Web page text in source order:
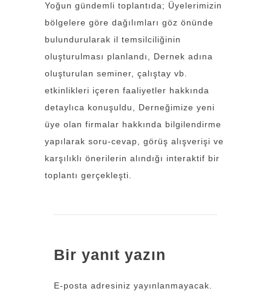
Yoğun gündemli toplantıda; Üyelerimizin
bölgelere göre dağılımları göz önünde
bulundurularak il temsilciliğinin
oluşturulması planlandı, Dernek adına
oluşturulan seminer, çalıştay vb.
etkinlikleri içeren faaliyetler hakkında
detaylıca konuşuldu, Derneğimize yeni
üye olan firmalar hakkında bilgilendirme
yapılarak soru-cevap, görüş alışverişi ve
karşılıklı önerilerin alındığı interaktif bir
toplantı gerçekleşti.
Bir yanıt yazın
E-posta adresiniz yayınlanmayacak.